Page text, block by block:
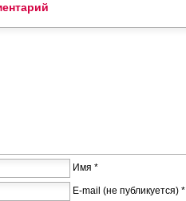
Имя *
E-mail (не публикуется) *